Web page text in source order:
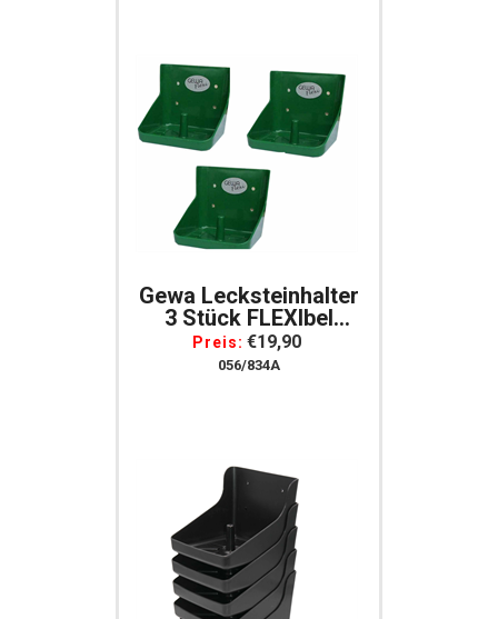
Gewa Lecksteinhalter
3 Stück FLEXIbel
Stabil Bruchsicher Für
10 Kg Lecksteine
Preis: €19,90
056/834A